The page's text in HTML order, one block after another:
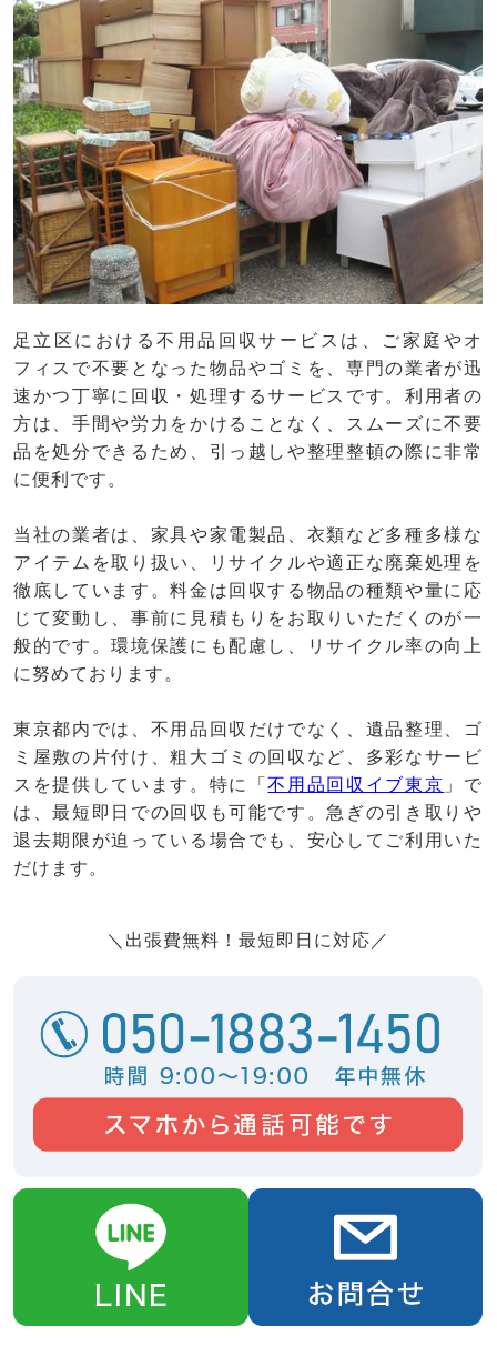
足立区における不用品回収サービスは、ご家庭やオ
フィスで不要となった物品やゴミを、専門の業者が迅
速かつ丁寧に回収・処理するサービスです。利用者の
方は、手間や労力をかけることなく、スムーズに不要
品を処分できるため、引っ越しや整理整頓の際に非常
に便利です。
当社の業者は、家具や家電製品、衣類など多種多様な
アイテムを取り扱い、リサイクルや適正な廃棄処理を
徹底しています。料金は回収する物品の種類や量に応
じて変動し、事前に見積もりをお取りいただくのが一
般的です。環境保護にも配慮し、リサイクル率の向上
に努めております。
東京都内では、不用品回収だけでなく、遺品整理、ゴ
ミ屋敷の片付け、粗大ゴミの回収など、多彩なサービ
スを提供しています。特に「不用品回収イブ東京 」で
は、最短即日での回収も可能です。急ぎの引き取りや
退去期限が迫っている場合でも、安心してご利用いた
だけます。
＼出張費無料！最短即日に対応／